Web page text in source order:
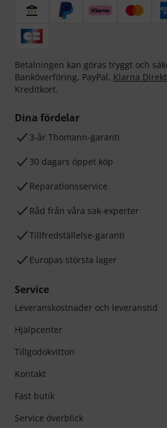
Betalningen kan göras tryggt och
Banköverföring, PayPal, Klarna
Kreditkort.
Dina fördelar
3-år Thomann-garanti
30 dagars öppet köp
Reparationsservice
Råd från våra sak-experter
Tillfredställelse-garanti
Europas största lager
Service
Leveranskostnader och leveranstid
Hjälpcenter
Tillgodokvitton
Kontakt
Fast butik
Service överblick